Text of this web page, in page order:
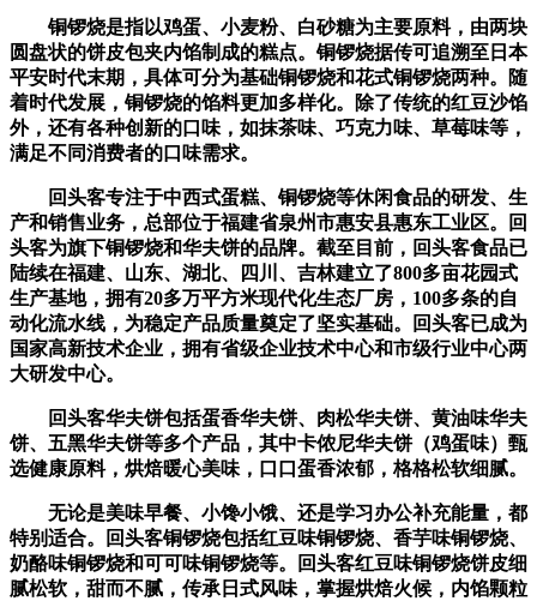
铜锣烧是指以鸡蛋、小麦粉、白砂糖为主要原料，由两块
圆盘状的饼皮包夹内馅制成的糕点。铜锣烧据传可追溯至日本
平安时代末期，具体可分为基础铜锣烧和花式铜锣烧两种。随
着时代发展，铜锣烧的馅料更加多样化。除了传统的红豆沙馅
外，还有各种创新的口味，如抹茶味、巧克力味、草莓味等，
满足不同消费者的口味需求。
回头客专注于中西式蛋糕、铜锣烧等休闲食品的研发、生
产和销售业务，总部位于福建省泉州市惠安县惠东工业区。回
头客为旗下铜锣烧和华夫饼的品牌。截至目前，回头客食品已
陆续在福建、山东、湖北、四川、吉林建立了800多亩花园式
生产基地，拥有20多万平方米现代化生态厂房，100多条的自
动化流水线，为稳定产品质量奠定了坚实基础。回头客已成为
国家高新技术企业，拥有省级企业技术中心和市级行业中心两
大研发中心。
回头客华夫饼包括蛋香华夫饼、肉松华夫饼、黄油味华夫
饼、五黑华夫饼等多个产品，其中卡侬尼华夫饼（鸡蛋味）甄
选健康原料，烘焙暖心美味，口口蛋香浓郁，格格松软细腻。
无论是美味早餐、小馋小饿、还是学习办公补充能量，都
特别适合。回头客铜锣烧包括红豆味铜锣烧、香芋味铜锣烧、
奶酪味铜锣烧和可可味铜锣烧等。回头客红豆味铜锣烧饼皮细
腻松软，甜而不腻，传承日式风味，掌握烘焙火候，内馅颗粒